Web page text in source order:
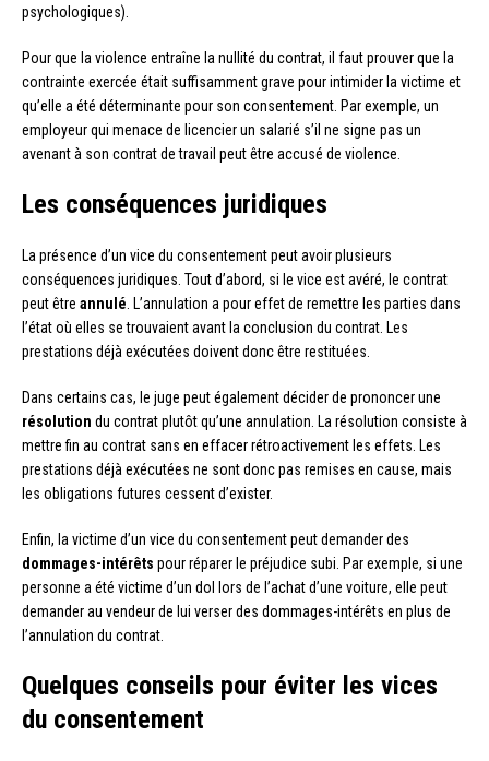
psychologiques).
Pour que la violence entraîne la nullité du contrat, il faut prouver que la
contrainte exercée était suffisamment grave pour intimider la victime et
qu’elle a été déterminante pour son consentement. Par exemple, un
employeur qui menace de licencier un salarié s’il ne signe pas un
avenant à son contrat de travail peut être accusé de violence.
Les conséquences juridiques
La présence d’un vice du consentement peut avoir plusieurs
conséquences juridiques. Tout d’abord, si le vice est avéré, le contrat
peut être annulé. L’annulation a pour effet de remettre les parties dans
l’état où elles se trouvaient avant la conclusion du contrat. Les
prestations déjà exécutées doivent donc être restituées.
Dans certains cas, le juge peut également décider de prononcer une
résolution du contrat plutôt qu’une annulation. La résolution consiste à
mettre fin au contrat sans en effacer rétroactivement les effets. Les
prestations déjà exécutées ne sont donc pas remises en cause, mais
les obligations futures cessent d’exister.
Enfin, la victime d’un vice du consentement peut demander des
dommages-intérêts pour réparer le préjudice subi. Par exemple, si une
personne a été victime d’un dol lors de l’achat d’une voiture, elle peut
demander au vendeur de lui verser des dommages-intérêts en plus de
l’annulation du contrat.
Quelques conseils pour éviter les vices
du consentement